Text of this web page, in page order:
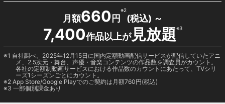
月額660 円
※2
(税込) ～
7,400作品以上が見放題※3
1 自社調べ。2025年12月15日に国内定額動画配信サービスが配信していたアニ
メ、2.5次元・舞台、声優・音楽コンテンツの作品数を調査員がカウント。
各社の定額制動画サービスにおける作品数のカウントにあたって、TVシリ
ーズ1シーズンごとにカウント。
2 App Store/Google Playでのご契約は月額760円(税込)
3 一部個別課金あり